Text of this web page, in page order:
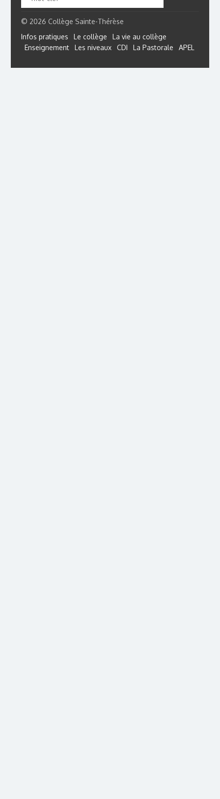
© 2026 Collège Sainte-Thérèse
Infos pratiques
Le collège
La vie au collège
Enseignement
Les niveaux CDI La Pastorale APEL